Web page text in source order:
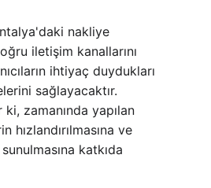
nakliye
iletişim kanallarını
ihtiyaç duydukları
sağlayacaktır.
ki, zamanında yapılan
hızlandırılmasına ve
katkıda